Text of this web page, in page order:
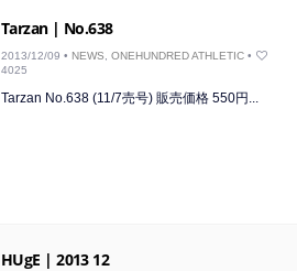
Tarzan | No.638
2013/12/09 • NEWS ONEHUNDRED ATHLETIC •
4025
Tarzan No.638 (11/7売号) 販売価格 550円...
HUgE | 2013 12